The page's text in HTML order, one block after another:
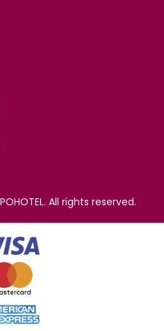
All rights reserved.